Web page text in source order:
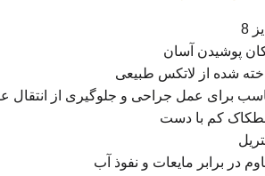
8
پوشیدن آسان
شده از لاتکس طبیعی
برای عمل جراحی و جلوگیری از انتقال
کم با دست
در برابر مایعات و نفوذ آب